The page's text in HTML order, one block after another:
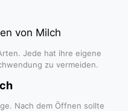
von Milch
Jede hat ihre eigene
zu vermeiden.
Nach dem Öffnen sollte